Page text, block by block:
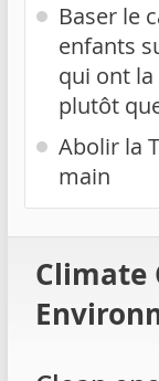
Baser le
enfants
qui ont
plutôt
Abolir la
main
Climate